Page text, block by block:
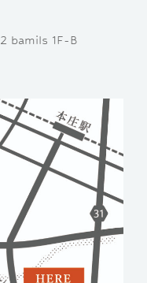
bamils 1F-B